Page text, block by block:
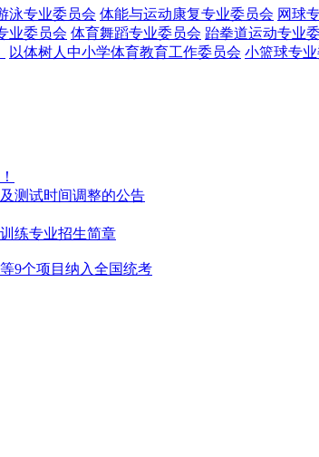
泳专业委员会 体能与运动康复专业委员会 网球
业委员会 体育舞蹈专业委员会 跆拳道运动专业
以体树人中小学体育教育工作委员会 小篮球专
测试时间调整的公告
练专业招生简章
9个项目纳入全国统考